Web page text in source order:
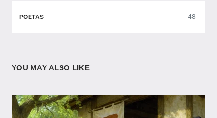
POETAS 48
YOU MAY ALSO LIKE